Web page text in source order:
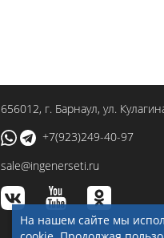
656012, г. Барнаул, ул.
+7(923)249-40-97
sale@ingenerseti.ru
На нашем сайте мы